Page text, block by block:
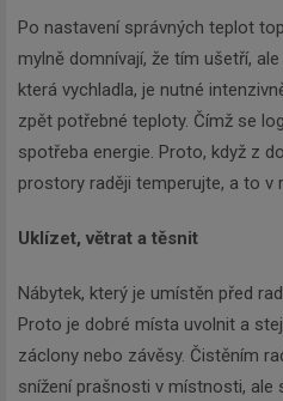
Po nastavení správných teplot
mylně domnívají, že tím ušetří,
která vychladla, je nutné
zpět potřebné teploty. Čímž se
spotřeba energie. Proto, když z
prostory raději temperujte, a to v
Uklízet, větrat a těsnit
Nábytek, který je umístěn před
Proto je dobré místa uvolnit a
záclony nebo závěsy. Čistěním
snížení prašnosti v místnosti, ale